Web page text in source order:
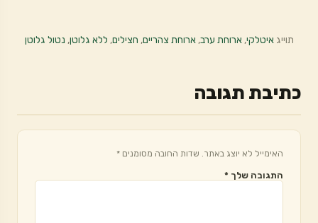
תוייגאיטלקי,ארוחת ערב,ארוחת צהריים, חצילים, ללא גלוטן, נטול גלוטן
כתיבת תגובה
האימייל לא יוצג באתר. שדות החובה מסומנים *
התגובה שלך *